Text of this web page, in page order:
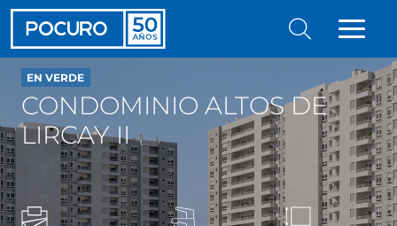
EN VERDE
CONDOMINIO ALTOS DE
LIRCAY II